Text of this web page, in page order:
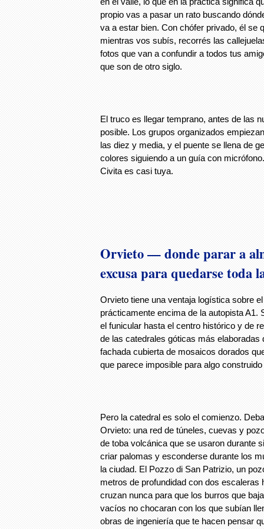
propio vas a pasar un rato buscando
va a estar bien. Con chófer privado, él se
mientras vos subís, recorrés las
fotos que van a confundir a todos tus
que son de otro siglo.
El truco es llegar temprano, antes de las
posible. Los grupos organizados
las diez y media, y el puente se llena de
colores siguiendo a un guía con
Civita es casi tuya.
Orvieto — donde parar a
excusa para quedarse toda
Orvieto tiene una ventaja logística sobre
prácticamente encima de la autopista A1.
el funicular hasta el centro histórico y de
de las catedrales góticas más elaboradas
fachada cubierta de mosaicos dorados
que parece imposible para algo
Pero la catedral es solo el comienzo.
Orvieto: una red de túneles, cuevas y
de toba volcánica que se usaron durante
criar palomas y esconderse durante los
la ciudad. El Pozzo di San Patrizio, un
metros de profundidad con dos escaleras
cruzan nunca para que los burros que
vacíos no chocaran con los que subían
obras de ingeniería que te hacen pensar